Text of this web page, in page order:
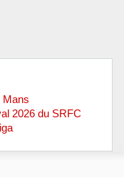
Mans
2026 du SRFC